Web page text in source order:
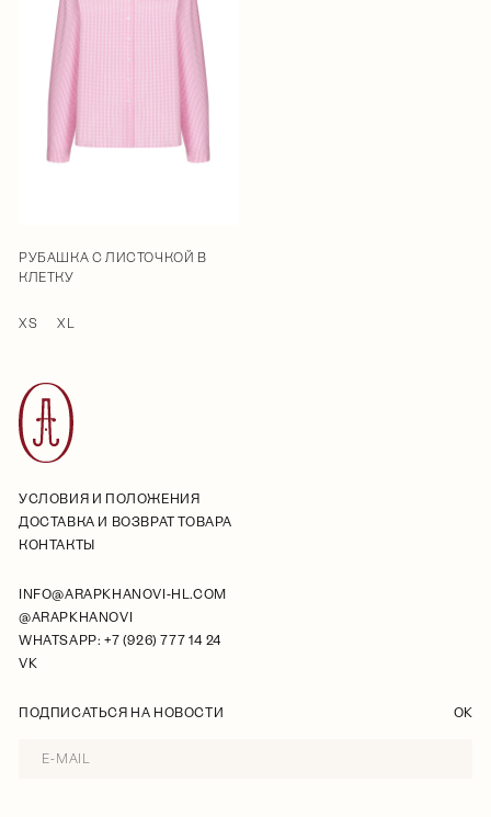
РУБАШКА С ЛИСТОЧКОЙ В
КЛЕТКУ
XS XL
УСЛОВИЯ И ПОЛОЖЕНИЯ
ДОСТАВКА И ВОЗВРАТ ТОВАРА
КОНТАКТЫ
INFO@ARAPKHANOVI-HL.COM
@ARAPKHANOVI
WHATSAPP: +7 (926) 777 14 24
VK
ПОДПИСАТЬСЯ НА НОВОСТИ OK